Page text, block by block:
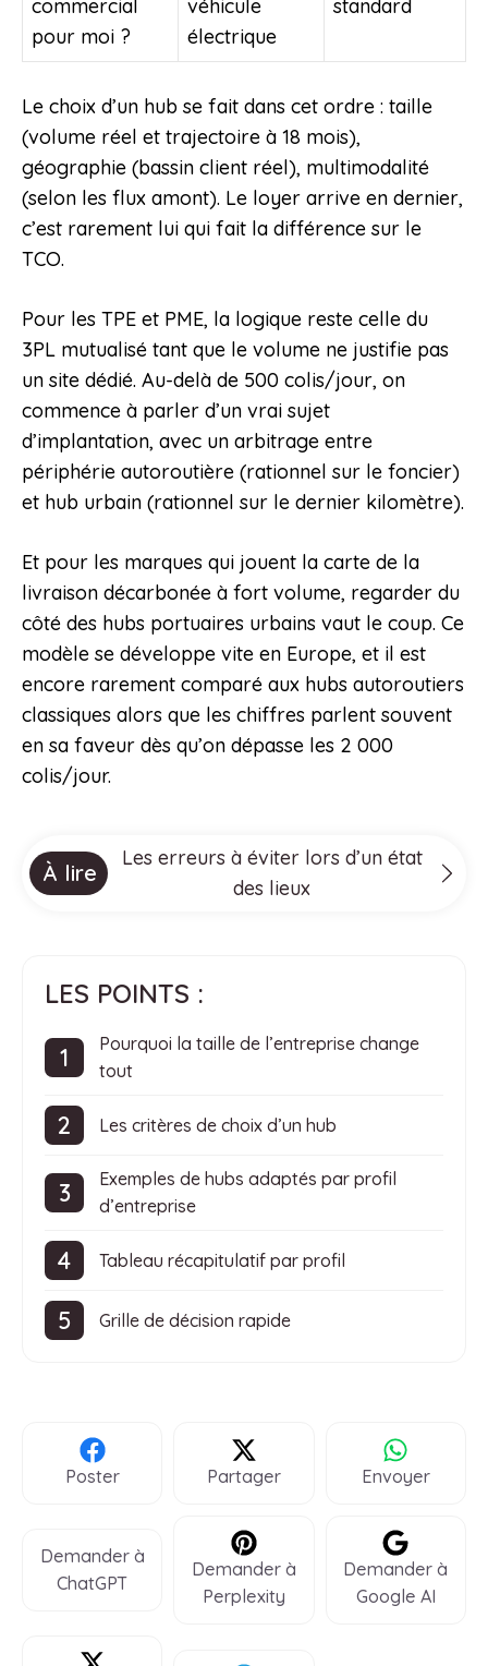
commercial
pour moi ?
véhicule
électrique
standard
Le choix d’un hub se fait dans cet ordre : taille
(volume réel et trajectoire à 18 mois),
géographie (bassin client réel), multimodalité
(selon les flux amont). Le loyer arrive en dernier,
c’est rarement lui qui fait la différence sur le
TCO.
Pour les TPE et PME, la logique reste celle du
3PL mutualisé tant que le volume ne justifie pas
un site dédié. Au-delà de 500 colis/jour, on
commence à parler d’un vrai sujet
d’implantation, avec un arbitrage entre
périphérie autoroutière (rationnel sur le foncier)
et hub urbain (rationnel sur le dernier kilomètre).
Et pour les marques qui jouent la carte de la
livraison décarbonée à fort volume, regarder du
côté des hubs portuaires urbains vaut le coup. Ce
modèle se développe vite en Europe, et il est
encore rarement comparé aux hubs autoroutiers
classiques alors que les chiffres parlent souvent
en sa faveur dès qu’on dépasse les 2 000
colis/jour.
À lire
Les erreurs à éviter lors d’un état
des lieux
LES POINTS :
Pourquoi la taille de l’entreprise change
tout
Les critères de choix d’un hub
Exemples de hubs adaptés par profil
d’entreprise
Tableau récapitulatif par profil
Grille de décision rapide
Poster Partager Envoyer
Demander à
ChatGPT
Demander à
Perplexity
Demander à
Google AI